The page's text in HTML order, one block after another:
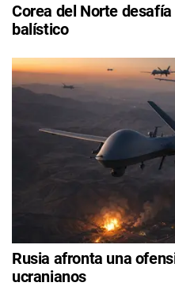
Corea del Norte
balístico
Rusia afronta una
ucranianos